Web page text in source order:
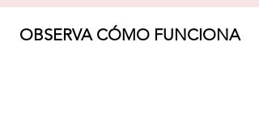
OBSERVA CÓMO FUNCIONA